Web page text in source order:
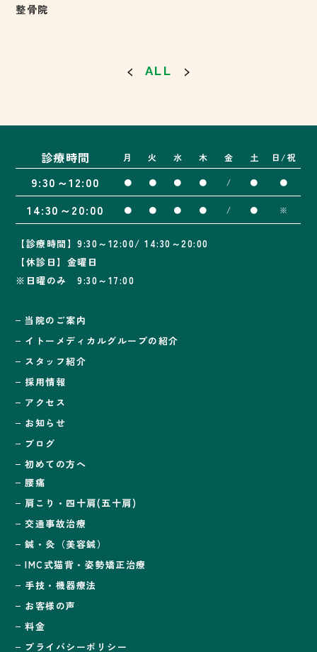
整骨院
ALL
診療時間 月 火 水 木 金 土 日/祝
9:30～12:00 ● ● ● ● / ● ●
14:30～20:00 ● ● ● ● / ● ※
【診療時間】9:30～12:00/ 14:30～20:00
【休診日】金曜日
※日曜のみ 9:30～17:00
当院のご案内
イトーメディカルグループの紹介
スタッフ紹介
採用情報
アクセス
お知らせ
ブログ
初めての方へ
腰痛
肩こり・四十肩(五十肩)
交通事故治療
鍼・灸（美容鍼）
IMC式猫背・姿勢矯正治療
手技・機器療法
お客様の声
料金
プライバシーポリシー